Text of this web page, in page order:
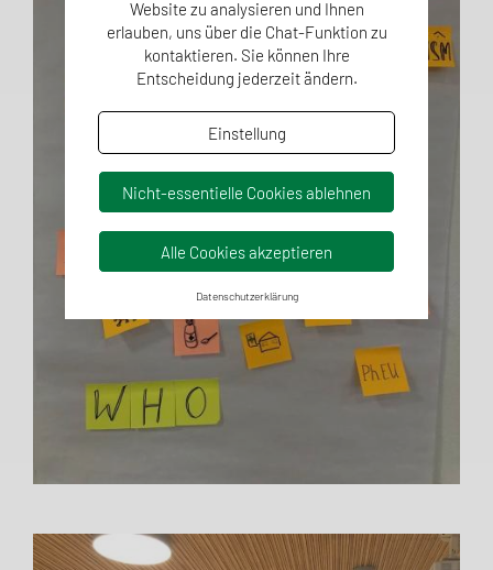
Website zu analysieren und Ihnen
erlauben, uns über die Chat-Funktion zu
kontaktieren. Sie können Ihre
Entscheidung jederzeit ändern.
Einstellung
Nicht-essentielle Cookies ablehnen
Alle Cookies akzeptieren
Datenschutzerklärung